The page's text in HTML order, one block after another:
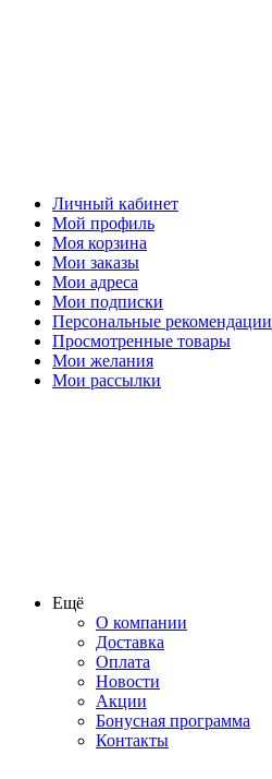
Личный кабинет
Мой профиль
Моя корзина
Мои заказы
Мои адреса
Мои подписки
Персональные рекомендации
Просмотренные товары
Мои желания
Мои рассылки
Ещё
О компании
Доставка
Оплата
Новости
Акции
Бонусная программа
Контакты